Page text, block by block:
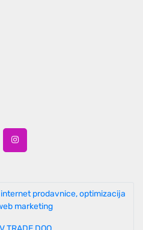
prodavnice, optimizacija
marketing